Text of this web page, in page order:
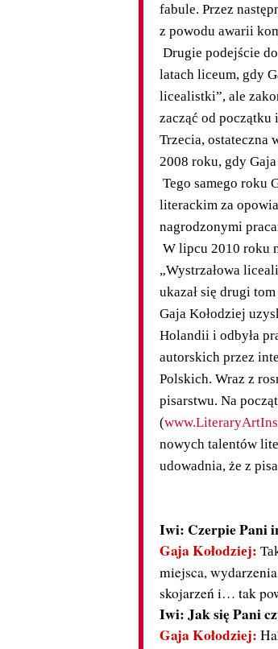
fabule. Przez
z powodu awarii
Drugie podejście
latach liceum, gdy
licealistki”, ale
zacząć od początku
Trzecia, ostateczna
2008 roku, gdy Gaja
Tego samego roku
literackim za
nagrodzonymi
W lipcu 2010 roku
„Wystrzałowa
ukazał się drugi
Gaja Kołodziej
Holandii i odbyła
autorskich przez
Polskich. Wraz z
pisarstwu. Na
(
nowych talentów
udowadnia, że z
Iwi: Czerpie Pani
Gaja Kołodziej:
miejsca,
skojarzeń i… tak
Iwi: Jak się Pani
Gaja Kołodziej: